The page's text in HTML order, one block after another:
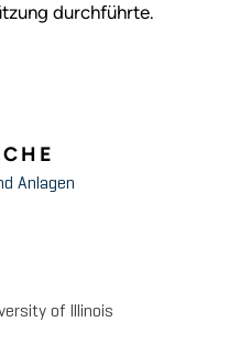
durchführte.
Anlagen
of Illinois